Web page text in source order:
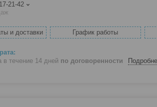
21-42
и доставки График работы
в течение 14 дней по договоренности